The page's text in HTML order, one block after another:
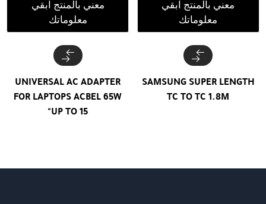
معني بالمنتج ابقي
معلوماتك
SAMSUNG SUPER LENGTH
TC TO TC 1.8M
معني بالمنتج ابقي
معلوماتك
UNIVERSAL AC ADAPTER
FOR LAPTOPS ACBEL 65W
UP TO 15"